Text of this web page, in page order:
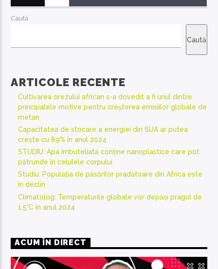
Caută
Caută
ARTICOLE RECENTE
Cultivarea orezului african s-a dovedit a fi unul dintre
principalele motive pentru creșterea emisiilor globale de
metan
Capacitatea de stocare a energiei din SUA ar putea
crește cu 89% în anul 2024
STUDIU: Apa îmbuteliată conține nanoplastice care pot
pătrunde în celulele corpului
Studiu: Populația de păsărilor pradătoare din Africa este
în declin
Climatolog: Temperaturile globale vor depăși pragul de
1,5°C în anul 2024
ACUM ÎN DIRECT